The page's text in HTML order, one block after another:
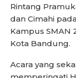
Rintang
dan Cimahi
Kampus SMAN
Kota Bandung.
Acara yang